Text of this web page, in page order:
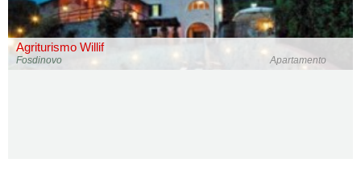
Agriturismo Willif
Apartamento
Fosdinovo